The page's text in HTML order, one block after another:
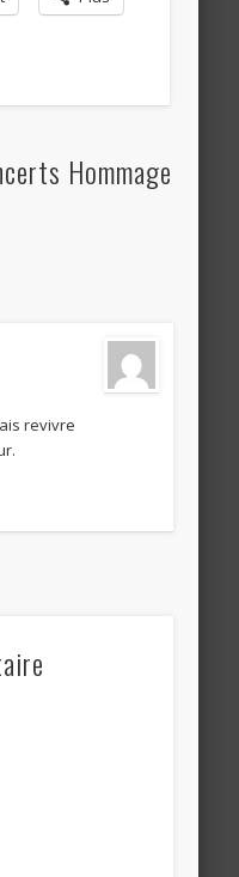
Hommage
revivre